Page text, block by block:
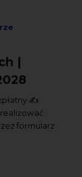
|
✍️
formularz
|